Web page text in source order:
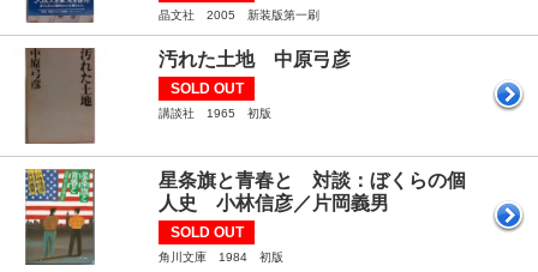
晶文社 2005 新装版第一刷
汚れた土地 中原弓彦
SOLD OUT
講談社 1965 初版
星条旗と青春と 対談：ぼくらの個
人史 小林信彦／片岡義男
SOLD OUT
角川文庫 1984 初版